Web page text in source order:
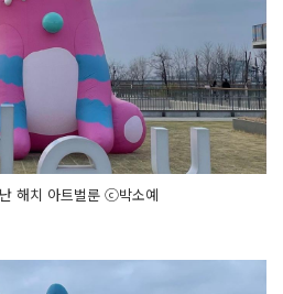
해치 아트벌룬 ⓒ박소예